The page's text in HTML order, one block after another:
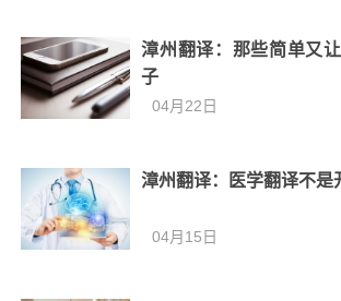
漳州翻译：那些简单又
子
04月22日
漳州翻译：医学翻译不是
04月15日